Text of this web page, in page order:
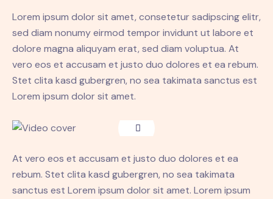
Lorem ipsum dolor sit amet, consetetur sadipscing elitr,
sed diam nonumy eirmod tempor invidunt ut labore et
dolore magna aliquyam erat, sed diam voluptua. At
vero eos et accusam et justo duo dolores et ea rebum.
Stet clita kasd gubergren, no sea takimata sanctus est
Lorem ipsum dolor sit amet.
At vero eos et accusam et justo duo dolores et ea
rebum. Stet clita kasd gubergren, no sea takimata
sanctus est Lorem ipsum dolor sit amet. Lorem ipsum